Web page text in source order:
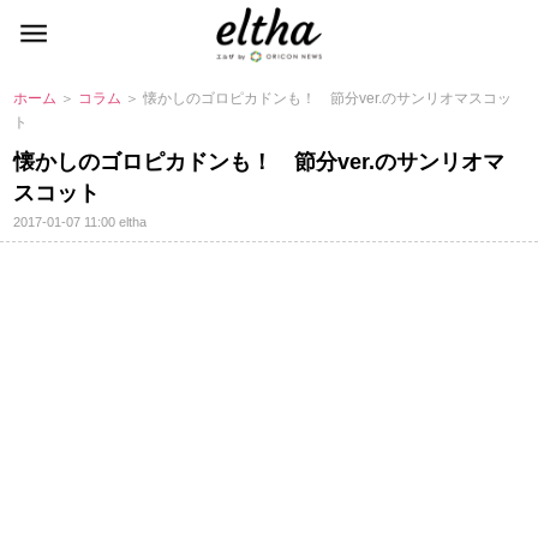
ホーム ＞ コラム ＞ 懐かしのゴロピカドンも！ 節分ver.のサンリオマスコッ
ト
懐かしのゴロピカドンも！ 節分ver.のサンリオマ
スコット
2017-01-07 11:00eltha